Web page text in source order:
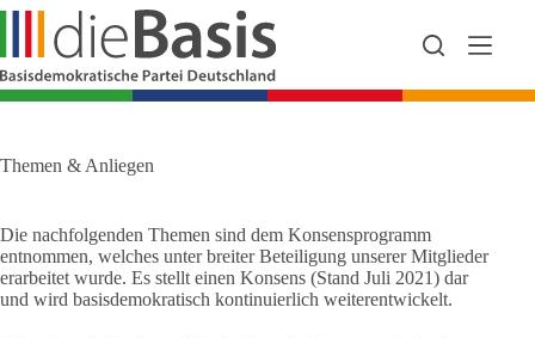
Zum
springen
Themen & Anliegen
Die nachfolgenden Themen sind dem Konsensprogramm
entnommen, welches unter breiter Beteiligung unserer Mitglieder
erarbeitet wurde. Es stellt einen Konsens (Stand Juli 2021) dar
und wird basisdemokratisch kontinuierlich weiterentwickelt.